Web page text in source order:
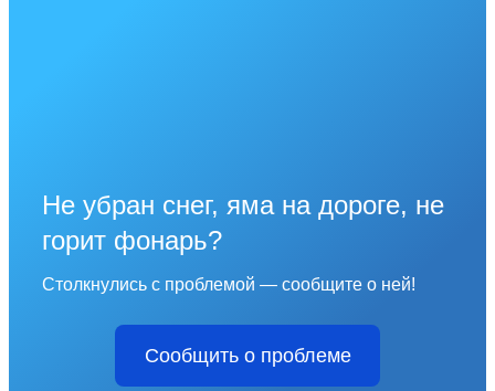
Не убран снег, яма на дороге, не
горит фонарь?
Столкнулись с проблемой — сообщите о ней!
Сообщить о проблеме